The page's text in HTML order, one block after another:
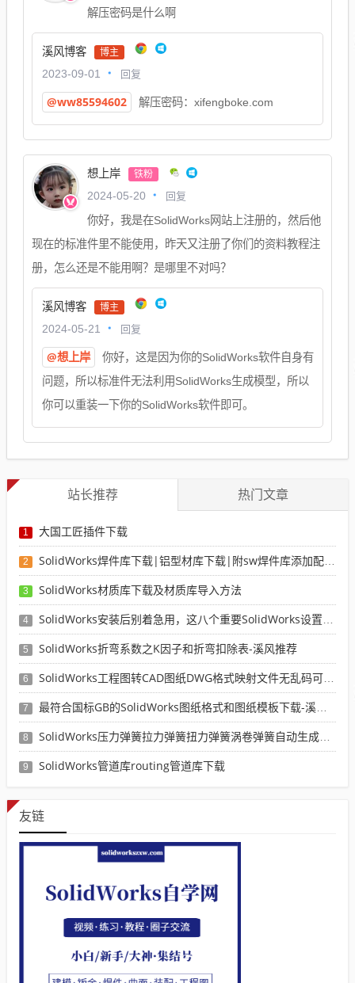
解压密码是什么啊
溪风博客 博主
2023-09-01 回复
@ww85594602 解压密码：xifengboke.com
想上岸 铁粉
2024-05-20 回复
你好，我是在SolidWorks网站上注册的，然后他
现在的标准件里不能使用，昨天又注册了你们的资料教程注
册，怎么还是不能用啊？是哪里不对吗？
溪风博客 博主
2024-05-21 回复
@想上岸
你好，这是因为你的SolidWorks软件自身有
问题，所以标准件无法利用SolidWorks生成模型，所以
你可以重装一下你的SolidWorks软件即可。
站长推荐 热门文章
1 大国工匠插件下载
2 SolidWorks焊件库下载|铝型材库下载|附sw焊件库添加配置使用教程
3 SolidWorks材质库下载及材质库导入方法
4 SolidWorks安装后别着急用，这八个重要SolidWorks设置可以提高你的画图效率
5 SolidWorks折弯系数之K因子和折弯扣除表-溪风推荐
6 SolidWorks工程图转CAD图纸DWG格式映射文件无乱码可分层-溪风亲测推荐
7 最符合国标GB的SolidWorks图纸格式和图纸模板下载-溪风专用版
8 SolidWorks压力弹簧拉力弹簧扭力弹簧涡卷弹簧自动生成宏程序下载
9 SolidWorks管道库routing管道库下载
友链